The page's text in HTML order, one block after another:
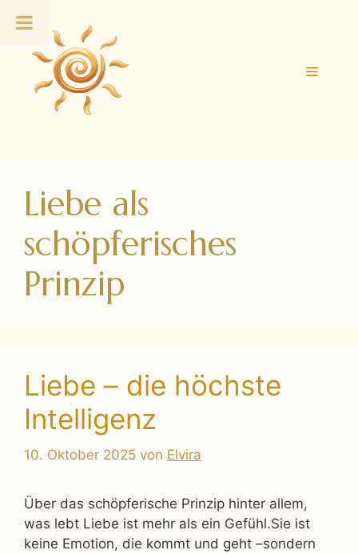
Inhalt
springen
Menü
Liebe als
schöpferisches
Prinzip
Liebe – die höchste
Intelligenz
10. Oktober 2025 von Elvira
Über das schöpferische Prinzip hinter allem,
was lebt Liebe ist mehr als ein Gefühl.Sie ist
keine Emotion, die kommt und geht –sondern